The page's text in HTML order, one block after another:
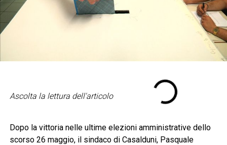
Ascolta la lettura dell'articolo
Dopo la vittoria nelle ultime elezioni amministrative dello
scorso 26 maggio, il sindaco di Casalduni, Pasquale